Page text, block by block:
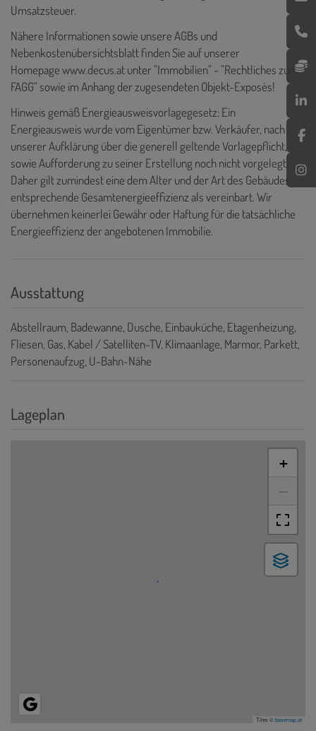
Umsatzsteuer.
Nähere Informationen sowie unsere AGBs und
Nebenkostenübersichtsblatt finden Sie auf unserer
Homepagewww.decus.atunter "Immobilien" - "Rechtliches zum
FAGG" sowie im Anhang der zugesendeten Objekt-Exposés!
Hinweis gemäß Energieausweisvorlagegesetz: Ein
Energieausweis wurde vom Eigentümer bzw. Verkäufer, nach
unserer Aufklärung über die generell geltende Vorlagepflicht,
sowie Aufforderung zu seiner Erstellung noch nicht vorgelegt.
Daher gilt zumindest eine dem Alter und der Art des Gebäudes
entsprechende Gesamtenergieeffizienz als vereinbart. Wir
übernehmen keinerlei Gewähr oder Haftung für die tatsächliche
Energieeffizienz der angebotenen Immobilie.
Ausstattung
Abstellraum Badewanne Dusche Einbauküche Etagenheizung
Fliesen Gas Kabel / Satelliten-TV Klimaanlage Marmor Parkett
Personenaufzug U-Bahn-Nähe
Lageplan
+
−
Tiles ©basemap.at